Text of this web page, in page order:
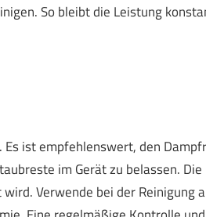
So bleibt die Leistung
ist empfehlenswert, den
im Gerät zu belassen.
Verwende bei der Reinigung